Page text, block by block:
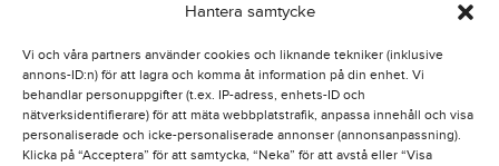
Hantera samtycke
Vi och våra partners använder cookies och liknande tekniker (inklusive
annons-ID:n) för att lagra och komma åt information på din enhet. Vi
behandlar personuppgifter (t.ex. IP-adress, enhets-ID och
nätverksidentifierare) för att mäta webbplatstrafik, anpassa innehåll och visa
personaliserade och icke-personaliserade annonser (annonsanpassning).
Klicka på “Acceptera” för att samtycka, “Neka” för att avstå eller “Visa